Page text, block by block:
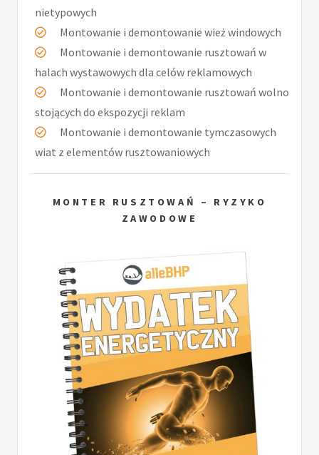
nietypowych
Montowanie i demontowanie wież windowych
Montowanie i demontowanie rusztowań w
halach wystawowych dla celów reklamowych
Montowanie i demontowanie rusztowań wolno
stojących do ekspozycji reklam
Montowanie i demontowanie tymczasowych
wiat z elementów rusztowaniowych
MONTER RUSZTOWAŃ – RYZYKO
ZAWODOWE